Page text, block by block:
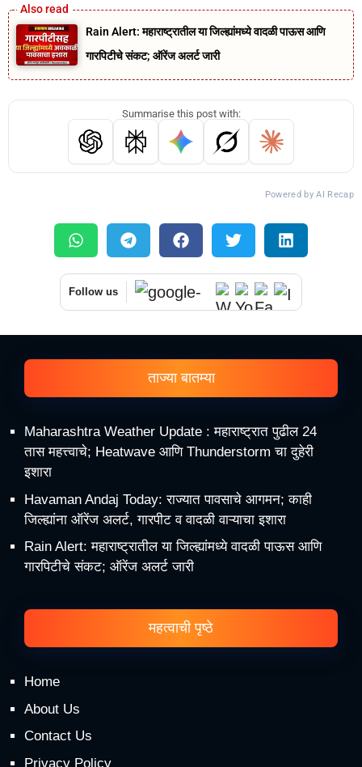
Rain Alert: महाराष्ट्रातील या जिल्ह्यांमध्ये वादळी पाऊस आणि
गारपिटीचे संकट; ऑरेंज अलर्ट जारी
Summarise this post with:
Powered by AI Recap
Follow us
ताज्या बातम्या
Maharashtra Weather Update : महाराष्ट्रात पुढील 24
तास महत्त्वाचे; Heatwave आणि Thunderstorm चा दुहेरी
इशारा
Havaman Andaj Today: राज्यात पावसाचे आगमन; काही
जिल्ह्यांना ऑरेंज अलर्ट, गारपीट व वादळी वाऱ्याचा इशारा
Rain Alert: महाराष्ट्रातील या जिल्ह्यांमध्ये वादळी पाऊस आणि
गारपिटीचे संकट; ऑरेंज अलर्ट जारी
महत्वाची पृष्ठे
Home
About Us
Contact Us
Privacy Policy